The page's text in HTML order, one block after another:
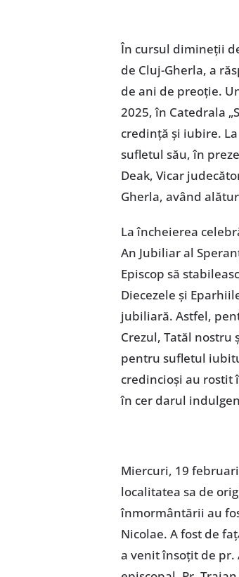
În cursul dimineții
de Cluj-Gherla, a
de ani de preoție.
2025, în Catedrala
credință și iubire.
sufletul său, în
Deak, Vicar
Gherla, având
La încheierea
An Jubiliar al
Episcop să
Diecezele și
jubiliară. Astfel,
Crezul, Tatăl nostru
pentru sufletul
credincioși au rostit
în cer darul
Miercuri, 19
localitatea sa de
înmormântării au
Nicolae. A fost de
a venit însoțit de pr.